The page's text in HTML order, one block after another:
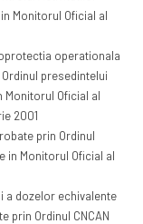
Monitorul Oficial al
operationala
presedintelui
Monitorul Oficial al
2001
prin Ordinul
in Monitorul Oficial al
a dozelor echivalente
prin Ordinul CNCAN